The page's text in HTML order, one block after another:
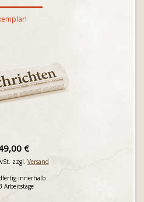
€
zzgl. Versand
innerhalb
Arbeitstage